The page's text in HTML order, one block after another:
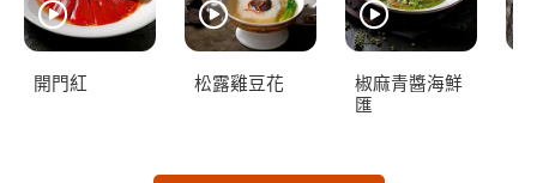
開門紅 松露雞豆花
椒麻青醬海鮮
匯